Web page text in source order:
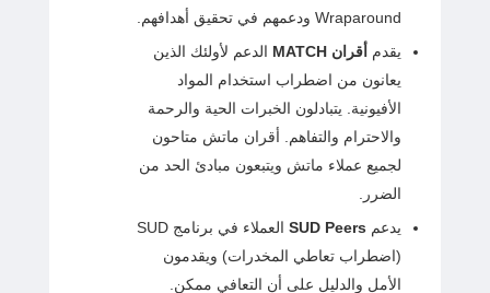
Wraparound ودعمهم في تحقيق أهدافهم.
يقدم أقران MATCH
الدعم لأولئك الذين
يعانون من اضطراب استخدام المواد
الأفيونية. يتبادلون الخبرات الحية والرحمة
والاحترام والتفاهم. أقران ماتش متاحون
لجميع عملاء ماتش ويتبعون مبادئ الحد من
الضرر.
يدعم SUD Peers
العملاء في برنامج SUD
(اضطراب تعاطي المخدرات) ويقدمون
الأمل والدليل على أن التعافي ممكن.